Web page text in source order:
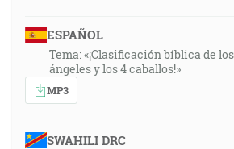
ESPAÑOL
Tema: «¡Clasificación bíblica de
ángeles y los 4 caballos!»
MP3
SWAHILI DRC